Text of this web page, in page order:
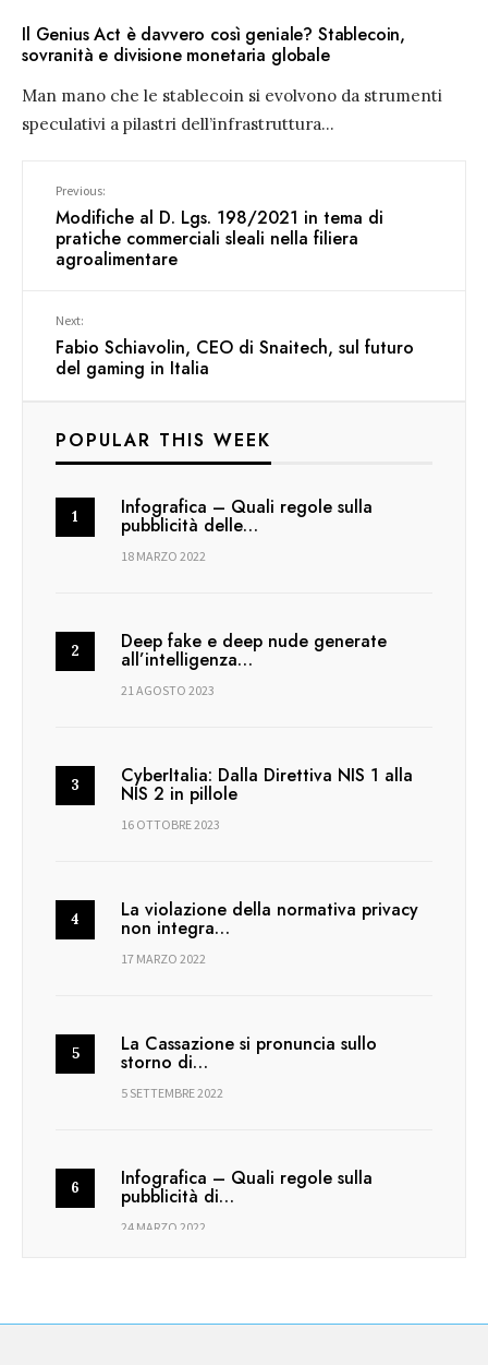
Il Genius Act è davvero così geniale? Stablecoin,
sovranità e divisione monetaria globale
Man mano che le stablecoin si evolvono da strumenti
speculativi a pilastri dell’infrastruttura...
Previous:
Modifiche al D. Lgs. 198/2021 in tema di
pratiche commerciali sleali nella filiera
agroalimentare
Next:
Fabio Schiavolin, CEO di Snaitech, sul futuro
del gaming in Italia
POPULAR THIS WEEK
Infografica – Quali regole sulla
pubblicità delle…
18 MARZO 2022
Deep fake e deep nude generate
all’intelligenza…
21 AGOSTO 2023
CyberItalia: Dalla Direttiva NIS 1 alla
NIS 2 in pillole
16 OTTOBRE 2023
La violazione della normativa privacy
non integra…
17 MARZO 2022
La Cassazione si pronuncia sullo
storno di…
5 SETTEMBRE 2022
Infografica – Quali regole sulla
pubblicità di…
24 MARZO 2022